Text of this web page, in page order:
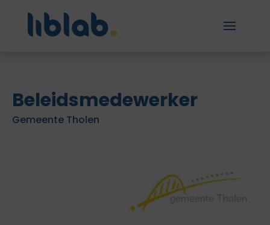
Beleidsmedewerker
Gemeente Tholen